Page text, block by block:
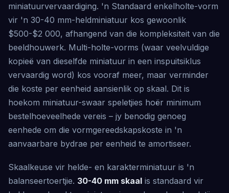
miniatuurvervaardiging. 'n Standaard enkelholte-vorm
vir 'n 30-40 mm-heldminiatuur kos gewoonlik
$500-$2 000, afhangend van die kompleksiteit van die
beeldhouwerk. Multi-holte-vorms (waar veelvuldige
kopieë van dieselfde miniatuur in een inspuitsiklus
vervaardig word) kos vooraf meer, maar verminder
die koste per eenheid aansienlik op skaal. Dit is
hoekom miniatuur-swaar speletjies hoër minimum
bestelhoeveelhede vereis – jy benodig genoeg
eenhede om die vormgereedskapskoste in 'n
aanvaarbare bydrae per eenheid te amortiseer.
Skaalkeuse vir helde- en karakterminiatuur is 'n
balanseertoertjie. 30-40 mm skaal is standaard vir